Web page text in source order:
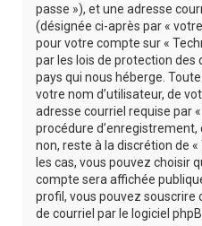
passe »), et une adresse
(désignée ci-après par «
pour votre compte sur «
par les lois de protection des
pays qui nous héberge.
votre nom d’utilisateur, de
adresse courriel requise par
procédure d’enregistrement,
non, reste à la discrétion de
les cas, vous pouvez choisir
compte sera affichée
profil, vous pouvez souscrire
de courriel par le logiciel